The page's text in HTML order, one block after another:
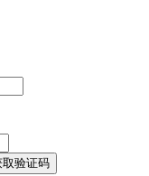
取验证码